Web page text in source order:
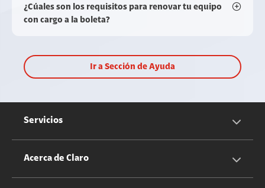
¿Cúales son los requisitos para renovar tu equipo
con cargo a la boleta?
Ir a Sección de Ayuda
Servicios
Servicios Móviles
Acerca de Claro